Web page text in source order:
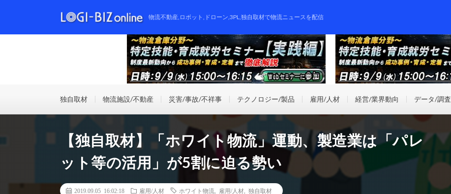
物流不動産,ロボット,ドローン,3PL,独自取材で物流ニュースを配信
独自取材 物流施設/不動産 災害/事故/不祥事 テクノロジー/製品 雇用/人材 経営/業界動向 データ/調査
【独自取材】「ホワイト物流」運動、製造業は「パレ
ット等の活用」が5割に迫る勢い
2019.09.05 16:02:18 雇用/人材 ホワイト物流 雇用/人材 独自取材